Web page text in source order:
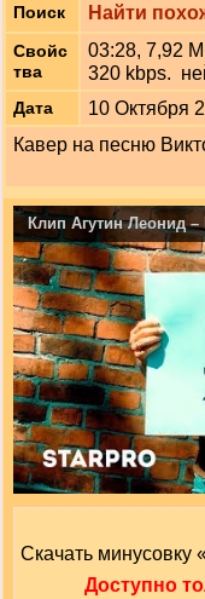
Поиск Найти
Свойс
тва
03:28, 7,92
320 kbps.
Дата
10 Октября
Кавер на песню
Клип Агутин Леонид –
Скачать минусовку
Доступно